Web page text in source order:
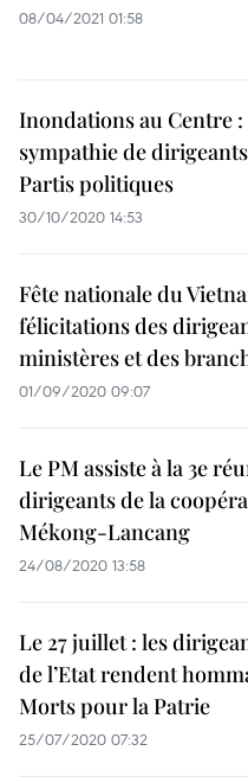
08/04/2021 01:58
Inondations au Centre :
sympathie de
Partis politiques
30/10/2020 14:53
Fête nationale du
félicitations des
ministères et des
01/09/2020 09:07
Le PM assiste à la 3e
dirigeants de la
Mékong-Lancang
24/08/2020 13:58
Le 27 juillet : les
de l’Etat rendent
Morts pour la Patrie
25/07/2020 07:32